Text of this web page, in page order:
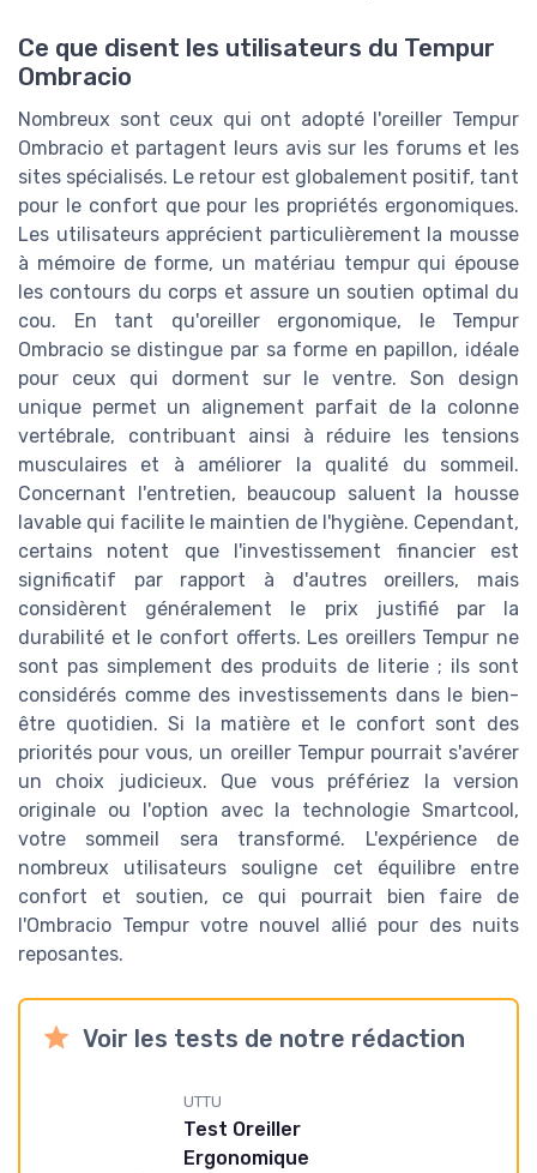
Ce que disent les utilisateurs du Tempur
Ombracio
Nombreux sont ceux qui ont adopté l'oreiller Tempur
Ombracio et partagent leurs avis sur les forums et les
sites spécialisés. Le retour est globalement positif, tant
pour le confort que pour les propriétés ergonomiques.
Les utilisateurs apprécient particulièrement la mousse
à mémoire de forme, un matériau tempur qui épouse
les contours du corps et assure un soutien optimal du
cou. En tant qu'oreiller ergonomique, le Tempur
Ombracio se distingue par sa forme en papillon, idéale
pour ceux qui dorment sur le ventre. Son design
unique permet un alignement parfait de la colonne
vertébrale, contribuant ainsi à réduire les tensions
musculaires et à améliorer la qualité du sommeil.
Concernant l'entretien, beaucoup saluent la housse
lavable qui facilite le maintien de l'hygiène. Cependant,
certains notent que l'investissement financier est
significatif par rapport à d'autres oreillers, mais
considèrent généralement le prix justifié par la
durabilité et le confort offerts. Les oreillers Tempur ne
sont pas simplement des produits de literie ; ils sont
considérés comme des investissements dans le bien-
être quotidien. Si la matière et le confort sont des
priorités pour vous, un oreiller Tempur pourrait s'avérer
un choix judicieux. Que vous préfériez la version
originale ou l'option avec la technologie Smartcool,
votre sommeil sera transformé. L'expérience de
nombreux utilisateurs souligne cet équilibre entre
confort et soutien, ce qui pourrait bien faire de
l'Ombracio Tempur votre nouvel allié pour des nuits
reposantes.
Voir les tests de notre rédaction
UTTU
Test Oreiller
Ergonomique